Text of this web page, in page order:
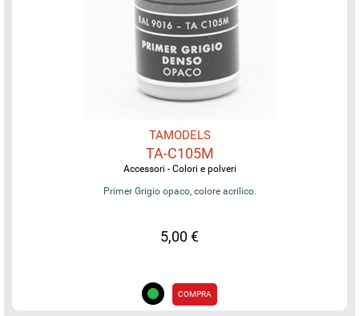
TAMODELS
TA-C105M
Accessori - Colori e polveri
Primer Grigio opaco, colore acrilico.
5,00 €
COMPRA